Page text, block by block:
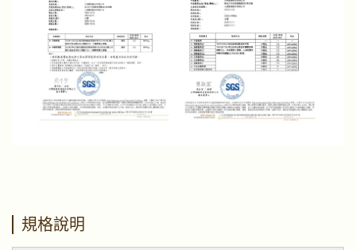
規格說明